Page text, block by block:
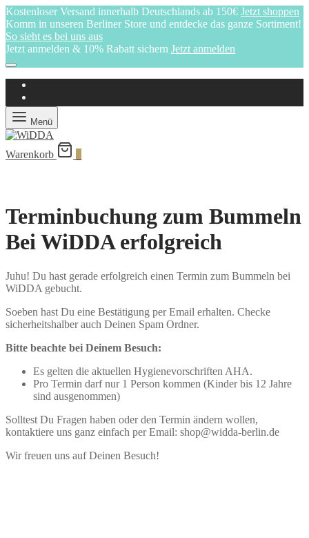
Kostenloser Versand innerhalb Deutschlands ab 150€ Jetzt shoppen
Komm in unseren Berliner Store und entdecke das ganze Sortiment!
So sieht es bei uns aus
Jetzt anmelden & 10% Rabatt sichern Jetzt anmelden
Menü
Warenkorb
Terminbuchung zum Bummeln
Bei WiDDA erfolgreich
Juhu! Du hast gerade erfolgreich einen Termin zum Bummeln bei
WiDDA gebucht.
Soeben hast Du eine Bestätigung per Email erhalten. Checke
sicherheitshalber auch Deinen Spam Ordner.
Bitte beachte bei Deinem Besuch:
Es gelten die aktuellen Hygienevorschriften AHA.
Pro Termin darf nur 1 Person kommen (Kinder bis 12 Jahre
sind ausgenommen)
Solltest Du Fragen haben oder den Termin ändern wollen,
kontaktiere uns ganz einfach per Email: shop@widda-berlin.de
Wir freuen uns auf Deinen Besuch!